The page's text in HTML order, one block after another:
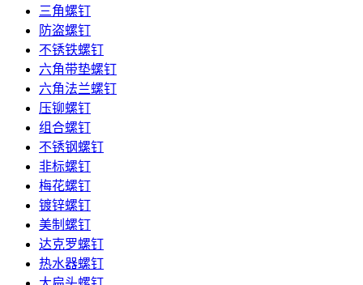
三角螺钉
防盗螺钉
不锈铁螺钉
六角带垫螺钉
六角法兰螺钉
压铆螺钉
组合螺钉
不锈钢螺钉
非标螺钉
梅花螺钉
镀锌螺钉
美制螺钉
达克罗螺钉
热水器螺钉